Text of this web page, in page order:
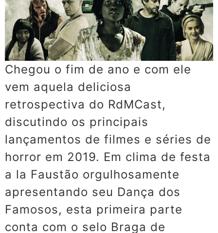
Chegou o fim de ano e com ele
vem aquela deliciosa
retrospectiva do RdMCast,
discutindo os principais
lançamentos de filmes e séries de
horror em 2019. Em clima de festa
a la Faustão orgulhosamente
apresentando seu Dança dos
Famosos, esta primeira parte
conta com o selo Braga de